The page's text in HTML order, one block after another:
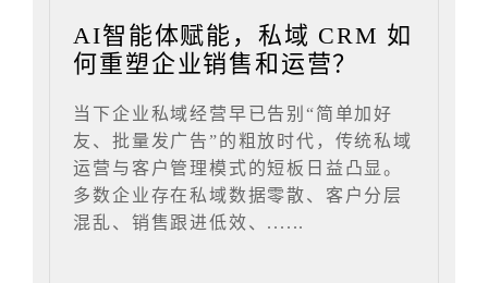
AI智能体赋能，私域 CRM 如
何重塑企业销售和运营？
当下企业私域经营早已告别“简单加好
友、批量发广告”的粗放时代，传统私域
运营与客户管理模式的短板日益凸显。
多数企业存在私域数据零散、客户分层
混乱、销售跟进低效、......